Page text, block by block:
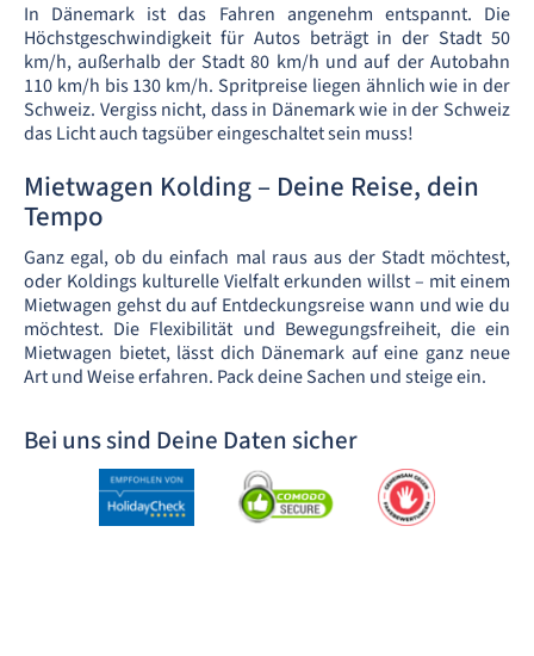
In Dänemark ist das Fahren angenehm entspannt. Die
Höchstgeschwindigkeit für Autos beträgt in der Stadt 50
km/h, außerhalb der Stadt 80 km/h und auf der Autobahn
110 km/h bis 130 km/h. Spritpreise liegen ähnlich wie in der
Schweiz. Vergiss nicht, dass in Dänemark wie in der Schweiz
das Licht auch tagsüber eingeschaltet sein muss!
Mietwagen Kolding – Deine Reise, dein
Tempo
Ganz egal, ob du einfach mal raus aus der Stadt möchtest,
oder Koldings kulturelle Vielfalt erkunden willst – mit einem
Mietwagen gehst du auf Entdeckungsreise wann und wie du
möchtest. Die Flexibilität und Bewegungsfreiheit, die ein
Mietwagen bietet, lässt dich Dänemark auf eine ganz neue
Art und Weise erfahren. Pack deine Sachen und steige ein.
Bei uns sind Deine Daten sicher